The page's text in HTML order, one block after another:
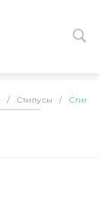
/ Стилусы /